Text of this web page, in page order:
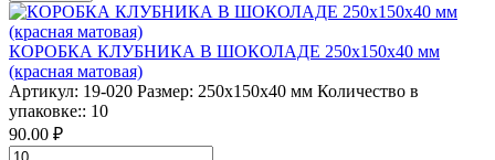
КОРОБКА КЛУБНИКА В ШОКОЛАДЕ 250х150х40 мм
(красная матовая)
Артикул: 19-020 Размер: 250х150х40 мм Количество в
упаковке:: 10
90.00 ₽